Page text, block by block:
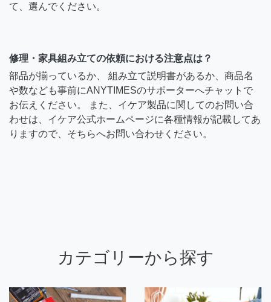
て、選んでください。
修理・家具組み立ての依頼における注意点は？
部品が揃っているか、 組み立て説明書があるか、商品名
や数なども事前にANYTIMESのサポーターへチャットで
お伝えください。 また、イケア製品に関してのお問い合
わせは、イケア公式ホームページに各種情報が記載してあ
りますので、そちらへお問い合わせください。
カテゴリーから探す